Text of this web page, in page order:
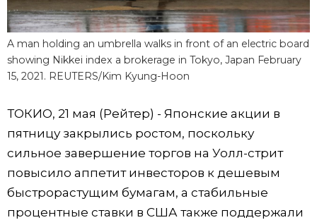
Экономика
Общество
Культура
Жизнь
Технологии
Семья
Еда и напитки
A man holding an umbrella walks in front of an electric board
showing Nikkei index a brokerage in Tokyo, Japan February
15, 2021. REUTERS/Kim Kyung-Hoon
ТОКИО, 21 мая (Рейтер) - Японские акции в
пятницу закрылись ростом, поскольку
сильное завершение торгов на Уолл-стрит
повысило аппетит инвесторов к дешевым
быстрорастущим бумагам, а стабильные
процентные ставки в США также поддержали